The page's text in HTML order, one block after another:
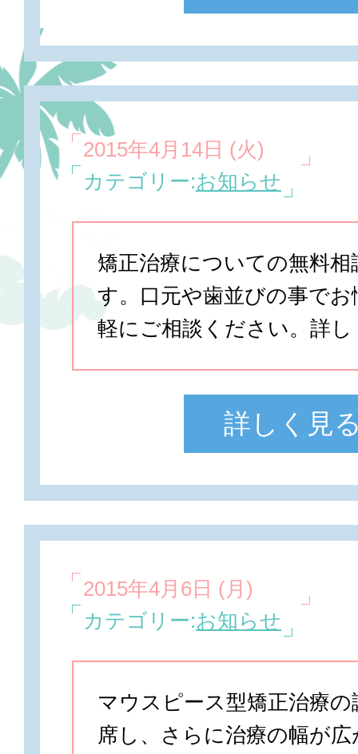
2015年4月14日 (火)
カテゴリー:お知らせ
矯正治療についての無料
す。口元や歯並びの事で
軽にご相談ください。詳
詳しく見
2015年4月6日 (月)
カテゴリー:お知らせ
マウスピース型矯正治療
席し、さらに治療の幅が